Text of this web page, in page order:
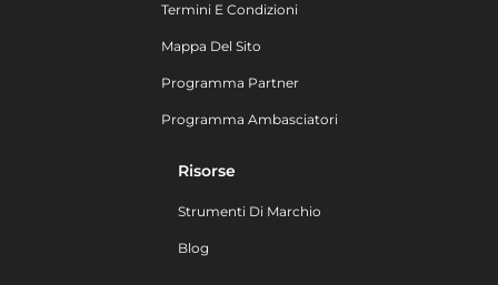
Termini E Condizioni
Mappa Del Sito
Programma Partner
Programma Ambasciatori
Risorse
Strumenti Di Marchio
Blog